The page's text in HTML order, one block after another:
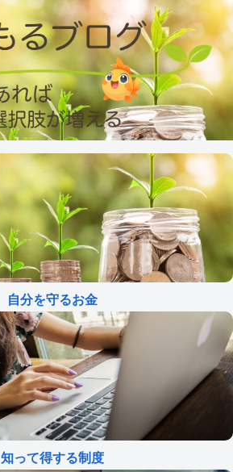
自分を守るお金
知って得する制度